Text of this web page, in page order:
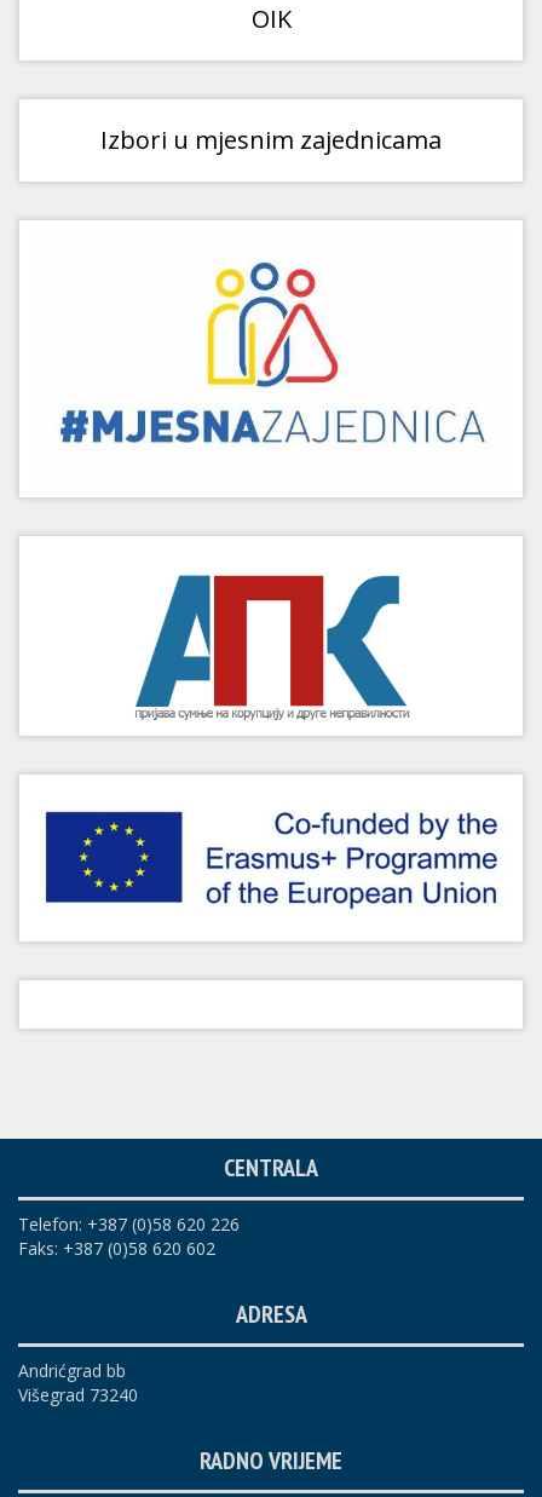
OIK
Izbori u mjesnim zajednicama
CENTRALA
Telefon: +387 (0)58 620 226
Faks: +387 (0)58 620 602
ADRESA
Andrićgrad bb
Višegrad 73240
RADNO VRIJEME